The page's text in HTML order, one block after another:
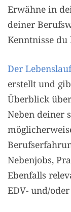
Erwähne in
deiner
Kenntnisse
Der
erstellt und
Überblick
Neben deiner
Nebenjobs,
Ebenfalls
EDV- und/